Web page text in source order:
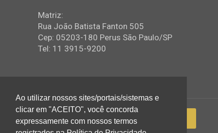
Matriz:
Rua João Batista Fanton 505
Cep: 05203-180 Perus São Paulo/SP
Tel: 11 3915-9200
Ao utilizar nossos sites/portais/sistemas e
clicar em "ACEITO", você concorda
expressamente com nossos termos